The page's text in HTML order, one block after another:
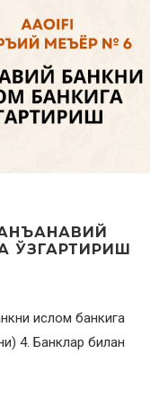
ЎЗГАРТИРИШ
ислом банкига
4. Банклар билан